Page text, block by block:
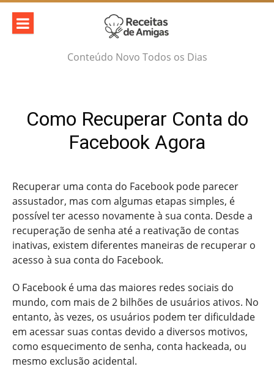
Skip
content
Conteúdo Novo Todos os Dias
Como Recuperar Conta do
Facebook Agora
Recuperar uma conta do Facebook pode parecer
assustador, mas com algumas etapas simples, é
possível ter acesso novamente à sua conta. Desde a
recuperação de senha até a reativação de contas
inativas, existem diferentes maneiras de recuperar o
acesso à sua conta do Facebook.
O Facebook é uma das maiores redes sociais do
mundo, com mais de 2 bilhões de usuários ativos. No
entanto, às vezes, os usuários podem ter dificuldade
em acessar suas contas devido a diversos motivos,
como esquecimento de senha, conta hackeada, ou
mesmo exclusão acidental.